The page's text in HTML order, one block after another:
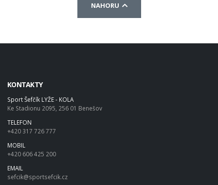
NAHORU
KONTAKTY
Sport Šefčík LYŽE - KOLA
Ke Stadionu 2095, 256 01 Benešov
TELEFON
+420 317 726 777
MOBIL
+420 606 425 200
EMAIL
sefcik@sportsefcik.cz